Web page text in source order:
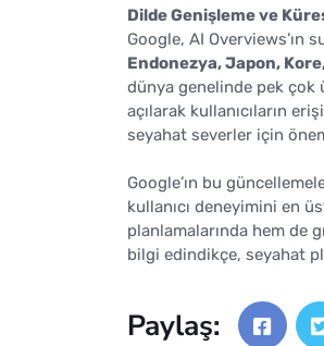
Dilde Genişleme ve
Google, AI Overviews’ın
Endonezya, Japon,
dünya genelinde pek çok
açılarak kullanıcıların
seyahat severler için
Google’ın bu
kullanıcı deneyimini en
planlamalarında hem de
bilgi edindikçe, seyahat
Paylaş: